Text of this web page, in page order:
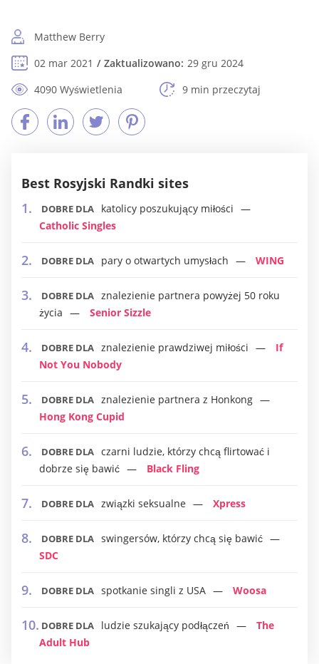
Matthew Berry
02 mar 2021
Zaktualizowano: 29 gru 2024
4090 Wyświetlenia
9 min przeczytaj
Best Rosyjski Randki sites
DOBRE DLA
katolicy poszukujący miłości
Catholic Singles
DOBRE DLA pary o otwartych umysłach WING
DOBRE DLA znalezienie partnera powyżej 50 roku
życia
Senior Sizzle
DOBRE DLA znalezienie prawdziwej miłości
If
Not You Nobody
DOBRE DLA znalezienie partnera z Honkong
Hong Kong Cupid
DOBRE DLA czarni ludzie, którzy chcą flirtować i
dobrze się bawić
Black Fling
DOBRE DLA związki seksualne Xpress
DOBRE DLA swingersów, którzy chcą się bawić
SDC
DOBRE DLA spotkanie singli z USA Woosa
DOBRE DLA ludzie szukający podłączeń
The
Adult Hub